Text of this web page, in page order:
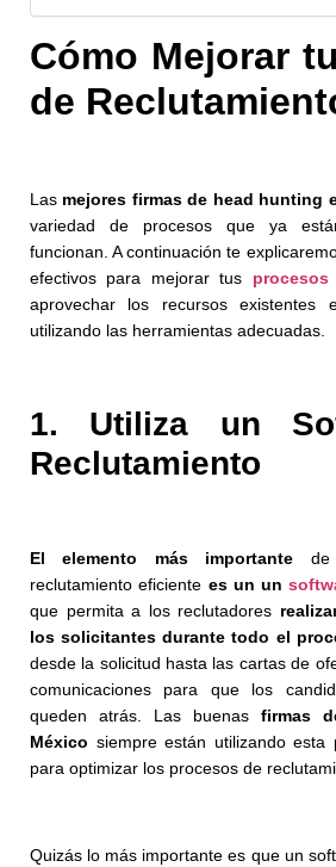
Cómo Mejorar
de
Las mejores firmas de head hunting
variedad de procesos que ya
funcionan. A continuación te
efectivos para mejorar tus
aprovechar los recursos existentes
utilizando las herramientas adecuadas.
1. Utiliza un
Reclutamiento
El elemento más importante
reclutamiento eficiente es un un
que permita a los reclutadores
los solicitantes durante todo el
desde la solicitud hasta las cartas de
comunicaciones para que los
queden atrás. Las buenas firmas
México siempre están utilizando esta
para optimizar los procesos de
Quizás lo más importante es que un